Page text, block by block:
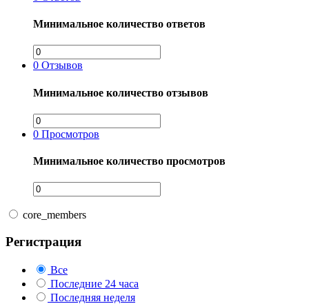
Минимальное количество ответов
0 Отзывов
Минимальное количество отзывов
0 Просмотров
Минимальное количество просмотров
core_members
Регистрация
Все
Последние 24 часа
Последняя неделя